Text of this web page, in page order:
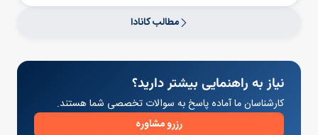
مطالب کانادا
نیاز به راهنمایی بیشتر دارید؟
کارشناسان ما آماده پاسخ به سوالات تخصصی شما هستند.
رزرو مشاوره